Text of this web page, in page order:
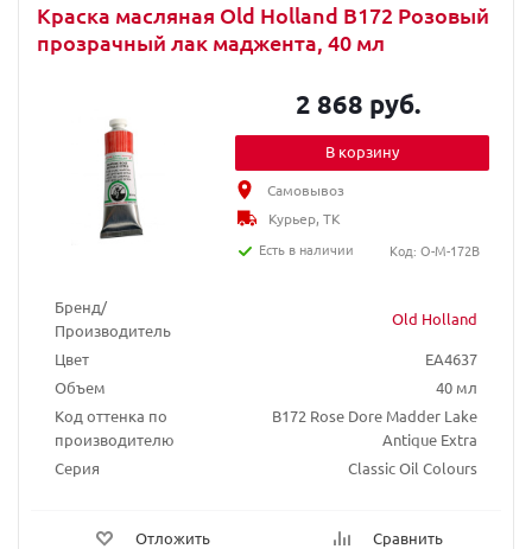
Краска масляная Old Holland B172 Розовый
прозрачный лак маджента, 40 мл
Бренд/
Производитель
Old Holland
Цвет
EA4637
Объем
40 мл
Код оттенка по
производителю
B172 Rose Dore Madder Lake
Antique Extra
Серия
Classic Oil Colours
Отложить Сравнить
2 868 руб.
В корзину
Самовывоз
Курьер, ТК
Есть в наличии
Код: O-M-172B